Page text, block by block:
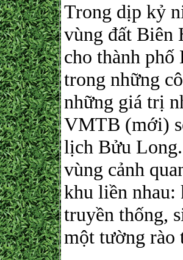
Trong dịp kỷ
vùng đất Biên
cho thành
trong những
những giá trị
VMTB (mới)
lịch Bửu
vùng cảnh
khu liền nhau:
truyền thống,
một tường rào